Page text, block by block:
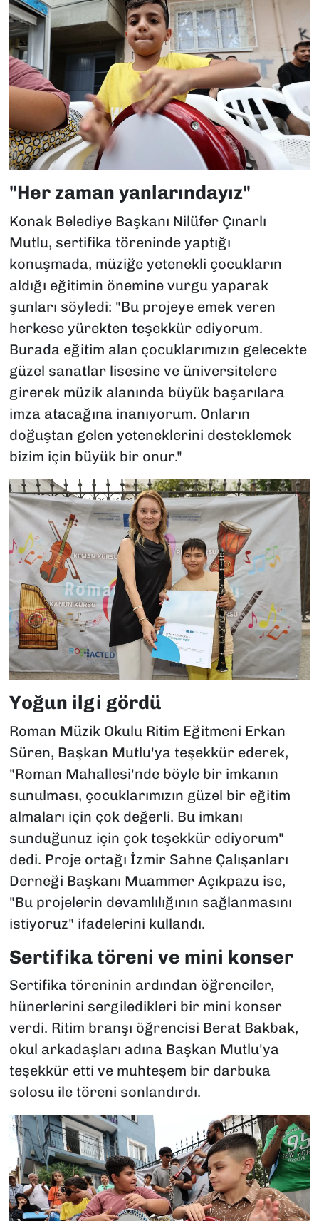
"Her zaman yanlarındayız"
Konak Belediye Başkanı Nilüfer Çınarlı
Mutlu, sertifika töreninde yaptığı
konuşmada, müziğe yetenekli çocukların
aldığı eğitimin önemine vurgu yaparak
şunları söyledi: "Bu projeye emek veren
herkese yürekten teşekkür ediyorum.
Burada eğitim alan çocuklarımızın gelecekte
güzel sanatlar lisesine ve üniversitelere
girerek müzik alanında büyük başarılara
imza atacağına inanıyorum. Onların
doğuştan gelen yeteneklerini desteklemek
bizim için büyük bir onur."
Yoğun ilgi gördü
Roman Müzik Okulu Ritim Eğitmeni Erkan
Süren, Başkan Mutlu'ya teşekkür ederek,
"Roman Mahallesi'nde böyle bir imkanın
sunulması, çocuklarımızın güzel bir eğitim
almaları için çok değerli. Bu imkanı
sunduğunuz için çok teşekkür ediyorum"
dedi. Proje ortağı İzmir Sahne Çalışanları
Derneği Başkanı Muammer Açıkpazu ise,
"Bu projelerin devamlılığının sağlanmasını
istiyoruz" ifadelerini kullandı.
Sertifika töreni ve mini konser
Sertifika töreninin ardından öğrenciler,
hünerlerini sergiledikleri bir mini konser
verdi. Ritim branşı öğrencisi Berat Bakbak,
okul arkadaşları adına Başkan Mutlu'ya
teşekkür etti ve muhteşem bir darbuka
solosu ile töreni sonlandırdı.